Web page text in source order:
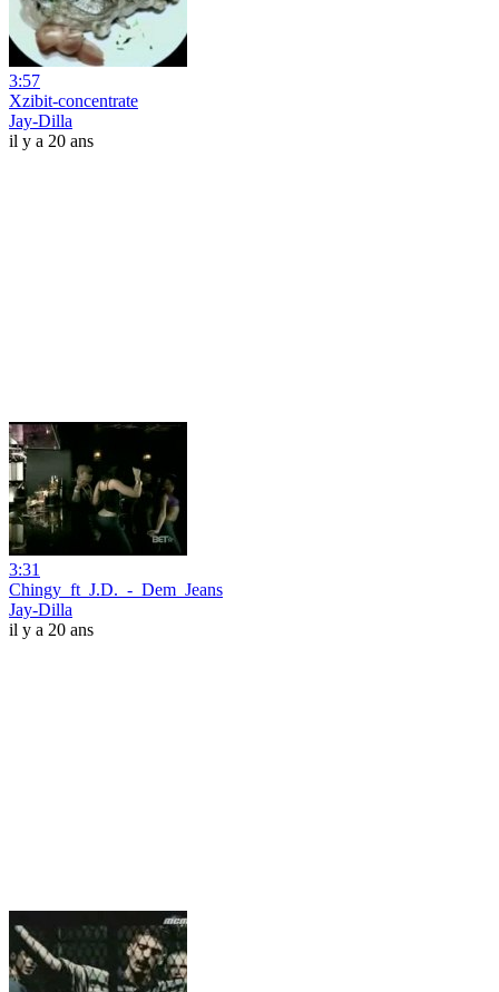
3:57
Xzibit-concentrate
Jay-Dilla
il y a 20 ans
3:31
Chingy_ft_J.D._-_Dem_Jeans
Jay-Dilla
il y a 20 ans